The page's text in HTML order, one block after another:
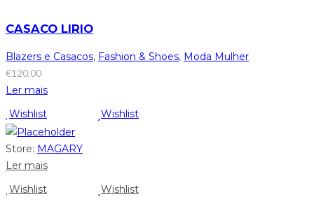
CASACO LIRIO
Blazers e Casacos, Fashion & Shoes, Moda Mulher
€120,00
Ler mais
Wishlist
Wishlist
Store: MAGARY
Ler mais
Wishlist
Wishlist